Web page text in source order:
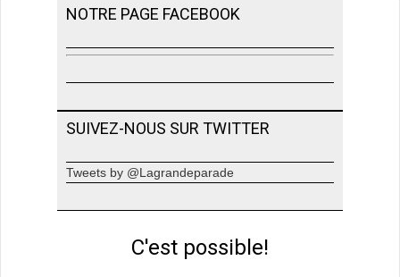
NOTRE PAGE FACEBOOK
SUIVEZ-NOUS SUR TWITTER
Tweets by @Lagrandeparade
C'est possible!